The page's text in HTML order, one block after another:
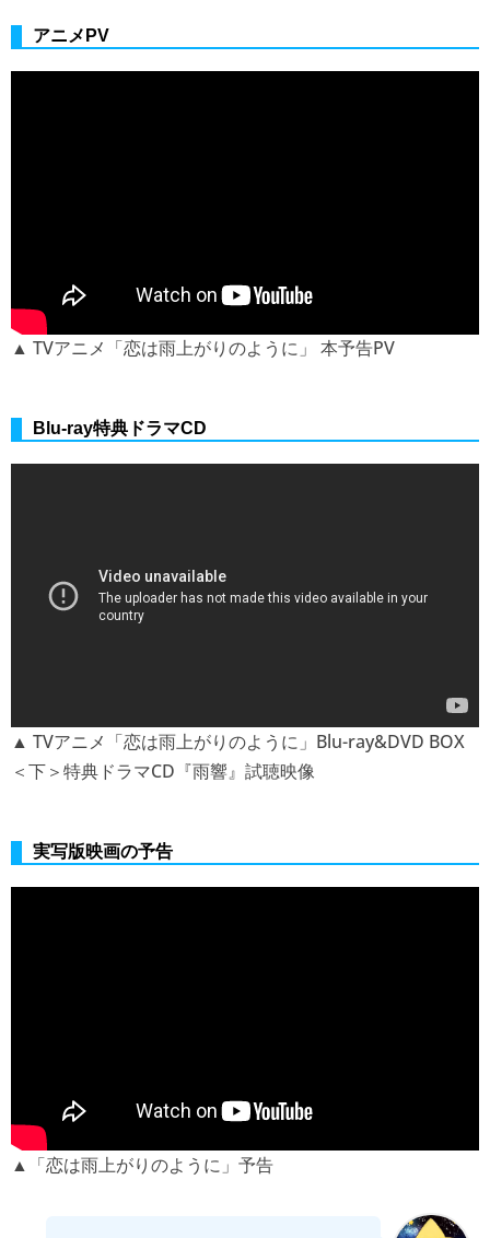
アニメPV
▲ TVアニメ「恋は雨上がりのように」 本予告PV
Blu-ray特典ドラマCD
▲ TVアニメ「恋は雨上がりのように」Blu-ray&DVD BOX
＜下＞特典ドラマCD『雨響』試聴映像
実写版映画の予告
▲「恋は雨上がりのように」予告